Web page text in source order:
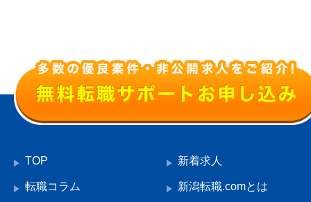
TOP 新着求人
転職コラム 新潟転職.comとは